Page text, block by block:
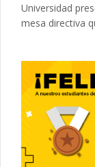
Universidad
mesa directiva